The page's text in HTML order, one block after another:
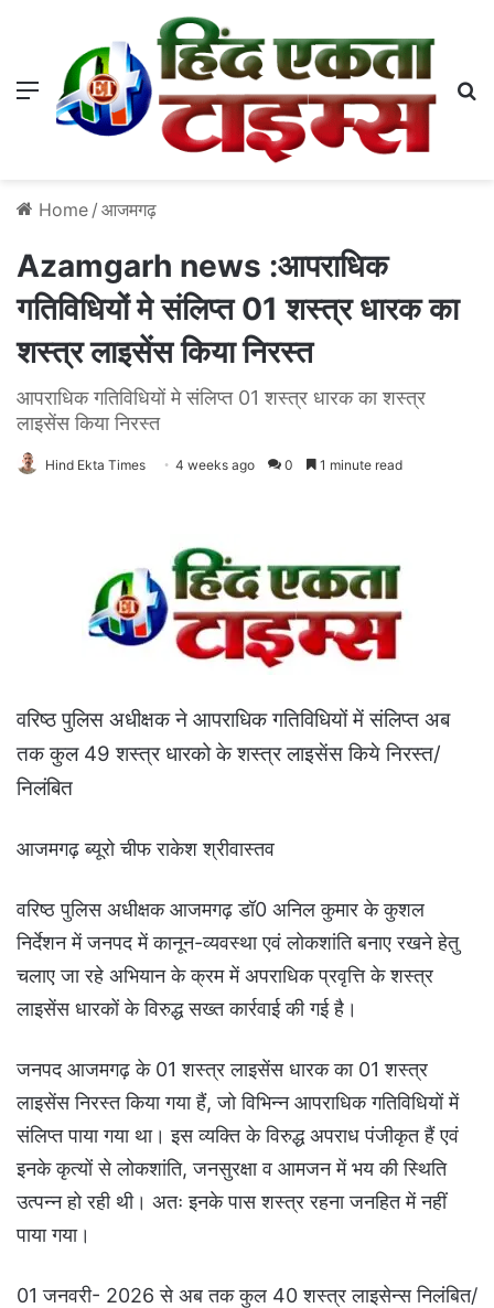
Menu
Home / आजमगढ़
Azamgarh news :आपराधिक
गतिविधियों मे संलिप्त 01 शस्त्र धारक का
शस्त्र लाइसेंस किया निरस्त
आपराधिक गतिविधियों मे संलिप्त 01 शस्त्र धारक का शस्त्र
लाइसेंस किया निरस्त
Hind Ekta Times 4 weeks ago 0 1 minute read
वरिष्ठ पुलिस अधीक्षक ने आपराधिक गतिविधियों में संलिप्त अब
तक कुल 49 शस्त्र धारको के शस्त्र लाइसेंस किये निरस्त/
निलंबित
आजमगढ़ ब्यूरो चीफ राकेश श्रीवास्तव
वरिष्ठ पुलिस अधीक्षक आजमगढ़ डॉ0 अनिल कुमार के कुशल
निर्देशन में जनपद में कानून-व्यवस्था एवं लोकशांति बनाए रखने हेतु
चलाए जा रहे अभियान के क्रम में अपराधिक प्रवृत्ति के शस्त्र
लाइसेंस धारकों के विरुद्ध सख्त कार्रवाई की गई है।
जनपद आजमगढ़ के 01 शस्त्र लाइसेंस धारक का 01 शस्त्र
लाइसेंस निरस्त किया गया हैं, जो विभिन्न आपराधिक गतिविधियों में
संलिप्त पाया गया था। इस व्यक्ति के विरुद्ध अपराध पंजीकृत हैं एवं
इनके कृत्यों से लोकशांति, जनसुरक्षा व आमजन में भय की स्थिति
उत्पन्न हो रही थी। अतः इनके पास शस्त्र रहना जनहित में नहीं
पाया गया।
01 जनवरी- 2026 से अब तक कुल 40 शस्त्र लाइसेन्स निलंबित/